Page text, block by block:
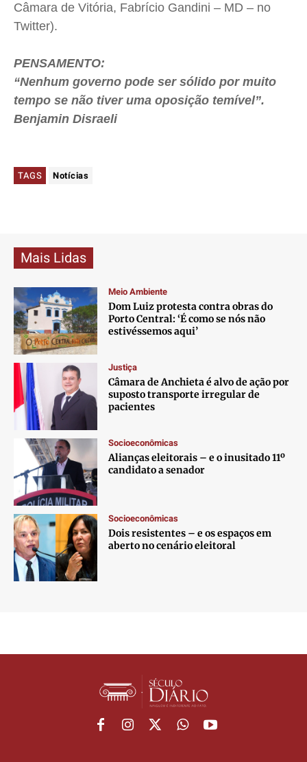
Câmara de Vitória, Fabrício Gandini – MD – no
Twitter).
PENSAMENTO:
“Nenhum governo pode ser sólido por muito
tempo se não tiver uma oposição temível”.
Benjamin Disraeli
TAGS Notícias
Mais Lidas
Meio Ambiente
Dom Luiz protesta contra obras do
Porto Central: ‘É como se nós não
estivéssemos aqui’
Justiça
Câmara de Anchieta é alvo de ação por
suposto transporte irregular de
pacientes
Socioeconômicas
Alianças eleitorais – e o inusitado 11º
candidato a senador
Socioeconômicas
Dois resistentes – e os espaços em
aberto no cenário eleitoral